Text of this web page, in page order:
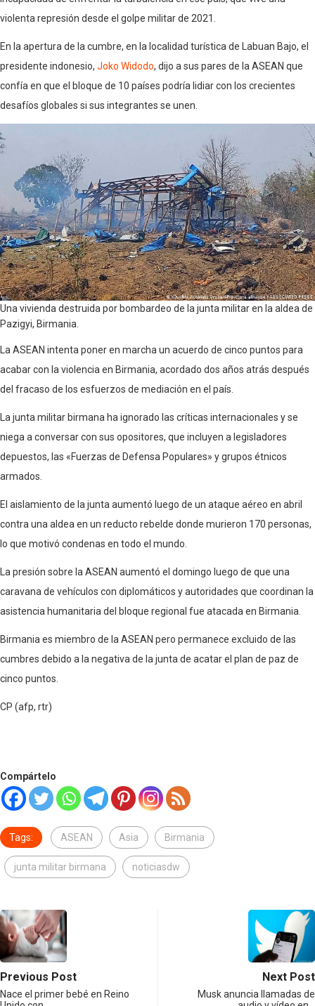
violenta represión desde el golpe militar de 2021.
En la apertura de la cumbre, en la localidad turística de Labuan Bajo, el
presidente indonesio, Joko Widodo, dijo a sus pares de la ASEAN que
confía en que el bloque de 10 países podría lidiar con los crecientes
desafíos globales si sus integrantes se unen.
Una vivienda destruida por bombardeo de la junta militar en la aldea de
Pazigyi, Birmania.
La ASEAN intenta poner en marcha un acuerdo de cinco puntos para
acabar con la violencia en Birmania, acordado dos años atrás después
del fracaso de los esfuerzos de mediación en el país.
La junta militar birmana ha ignorado las críticas internacionales y se
niega a conversar con sus opositores, que incluyen a legisladores
depuestos, las «Fuerzas de Defensa Populares» y grupos étnicos
armados.
El aislamiento de la junta aumentó luego de un ataque aéreo en abril
contra una aldea en un reducto rebelde donde murieron 170 personas,
lo que motivó condenas en todo el mundo.
La presión sobre la ASEAN aumentó el domingo luego de que una
caravana de vehículos con diplomáticos y autoridades que coordinan la
asistencia humanitaria del bloque regional fue atacada en Birmania.
Birmania es miembro de la ASEAN pero permanece excluido de las
cumbres debido a la negativa de la junta de acatar el plan de paz de
cinco puntos.
CP (afp, rtr)
Compártelo
Tags: ASEAN Asia Birmania
junta militar birmana noticiasdw
Previous Post
Nace el primer bebé en Reino
Next Post
Musk anuncia llamadas de